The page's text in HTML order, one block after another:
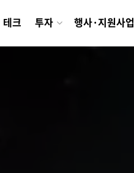
테크 투자 행사·지원사업